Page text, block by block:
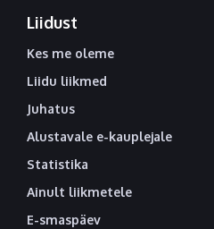
Liidust
Kes me oleme
Liidu liikmed
Juhatus
Alustavale e-kauplejale
Statistika
Ainult liikmetele
E-smaspäev